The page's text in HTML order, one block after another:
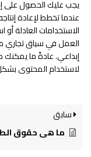
يجب عليك الحصول على
عندما تخطط لإعادة
الاستخدامات العادلة
العمل في سياق تجاري
إبداعي. عادةً ما
لاستخدام المحتوى
سابق
ما هي حقوق